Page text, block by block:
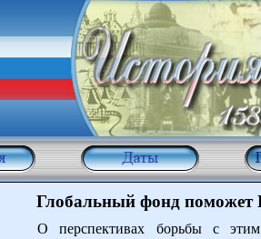
Глобальный фонд
О перспективах борьбы с